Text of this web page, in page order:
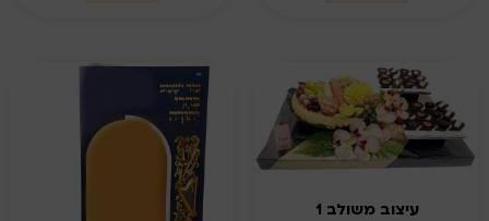
עיצוב משולב 1